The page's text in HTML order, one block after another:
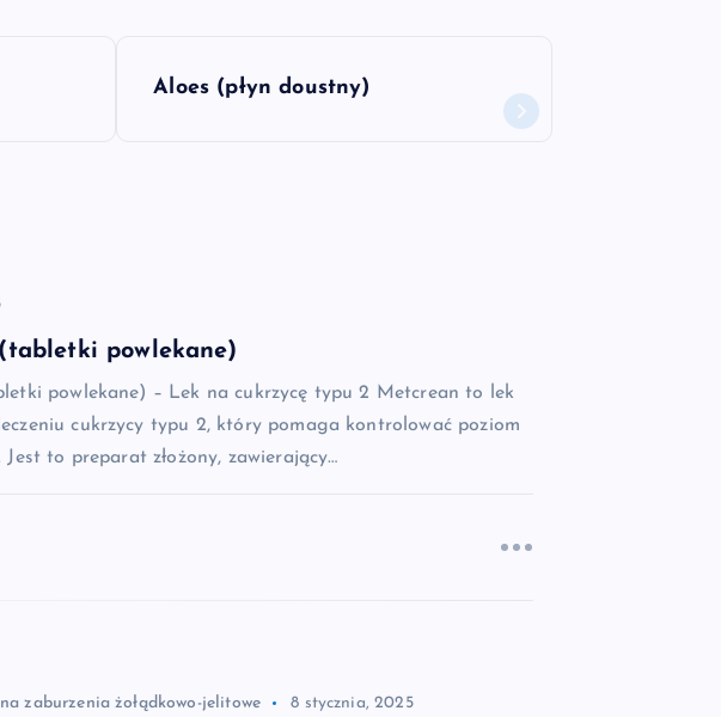
Aloes (płyn doustny)
powlekane)
powlekane) – Lek na cukrzycę typu 2 Metcrean to lek
cukrzycy typu 2, który pomaga kontrolować poziom
Jest to preparat złożony, zawierający…
na zaburzenia żołądkowo-jelitowe 8 stycznia, 2025